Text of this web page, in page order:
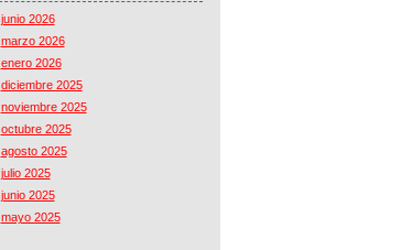
junio 2026
marzo 2026
enero 2026
diciembre 2025
noviembre 2025
octubre 2025
agosto 2025
julio 2025
junio 2025
mayo 2025